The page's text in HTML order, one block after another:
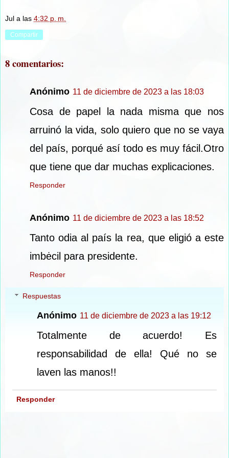
Jul a las 4:32 p. m.
Compartir
8 comentarios:
Anónimo 11 de diciembre de 2023 a las 18:03
Cosa de papel la nada misma que nos
arruinó la vida, solo quiero que no se vaya
del país, porqué así todo es muy fácil.Otro
que tiene que dar muchas explicaciones.
Responder
Anónimo 11 de diciembre de 2023 a las 18:52
Tanto odia al país la rea, que eligió a este
imbėcil para presidente.
Responder
Respuestas
Anónimo 11 de diciembre de 2023 a las 19:12
Totalmente de acuerdo! Es
responsabilidad de ella! Qué no se
laven las manos!!
Responder